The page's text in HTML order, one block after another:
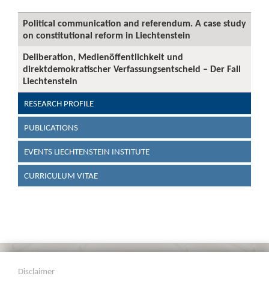
Political communication and referendum. A case study
on constitutional reform in Liechtenstein
Deliberation, Medienöffentlichkeit und
direktdemokratischer Verfassungsentscheid – Der Fall
Liechtenstein
RESEARCH PROFILE
PUBLICATIONS
EVENTS LIECHTENSTEIN INSTITUTE
CURRICULUM VITAE
Disclaimer